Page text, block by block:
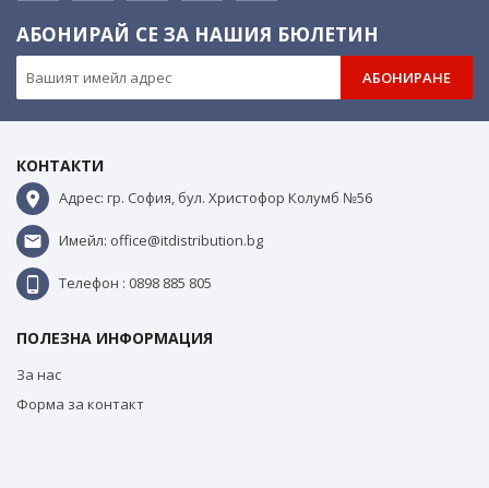
АБОНИРАЙ СЕ ЗА НАШИЯ БЮЛЕТИН
АБОНИРАНЕ
КОНТАКТИ
Адрес: гр. София, бул. Христофор Колумб №56
Имейл: office@itdistribution.bg
Телефон : 0898 885 805
ПОЛЕЗНА ИНФОРМАЦИЯ
За нас
Форма за контакт